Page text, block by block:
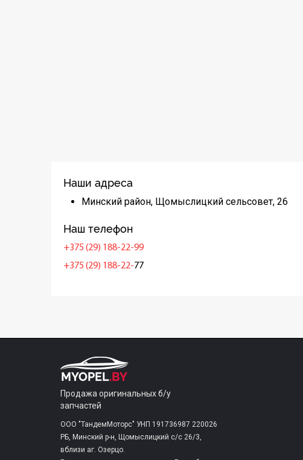
Наши адреса
Минский район, Щомыслицкий сельсовет, 26
Наш телефон
+375 (29) 188-22-99
+375 (29) 188-22-77
Продажа оригинальных б/у
запчастей
ООО "ТандемМоторс" УНП 191736987 220026
РБ, Минский р-н, Щомыслицкий с/c 26/3,
вблизи аг. Озерцо.